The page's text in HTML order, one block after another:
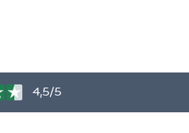
4,5/5